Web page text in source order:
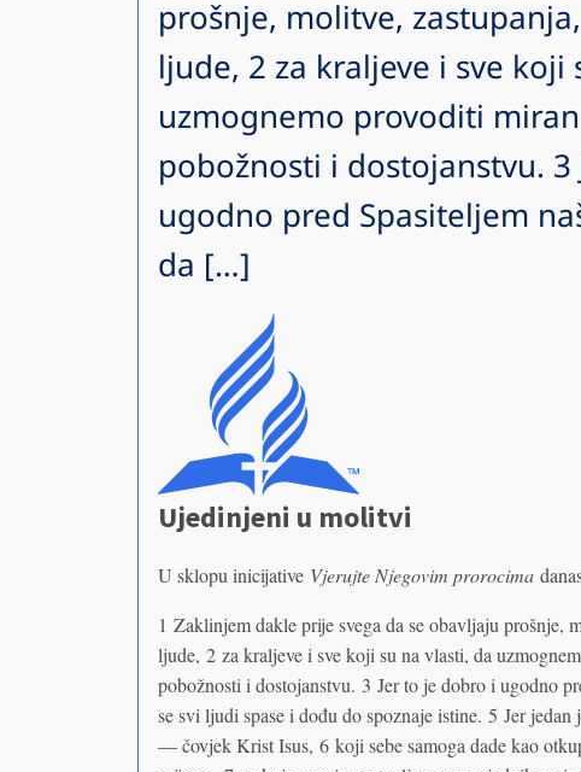
prošnje, molitve,
ljude, 2 za kraljeve i sve koji
uzmognemo provoditi
pobožnosti i dostojanstvu.
ugodno pred Spasiteljem
da […]
Ujedinjeni u molitvi
U sklopu inicijative Vjerujte Njegovim prorocima
1 Zaklinjem dakle prije svega da se obavljaju prošnje,
ljude, 2 za kraljeve i sve koji su na vlasti, da
pobožnosti i dostojanstvu. 3 Jer to je dobro i ugodno
se svi ljudi spase i dođu do spoznaje istine. 5 Jer
— čovjek Krist Isus, 6 koji sebe samoga dade kao